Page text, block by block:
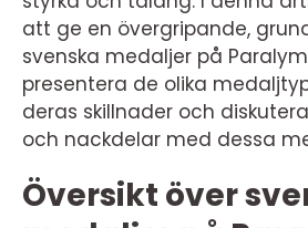
att ge en övergripande,
svenska medaljer på
presentera de olika
deras skillnader och
och nackdelar med dessa
Översikt över